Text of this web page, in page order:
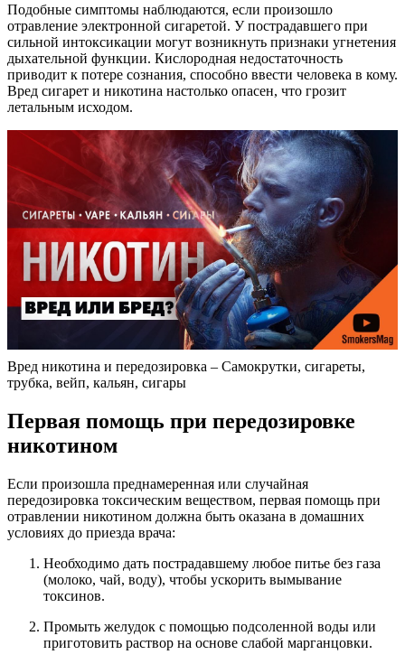
Подобные симптомы наблюдаются, если произошло
отравление электронной сигаретой. У пострадавшего при
сильной интоксикации могут возникнуть признаки угнетения
дыхательной функции. Кислородная недостаточность
приводит к потере сознания, способно ввести человека в кому.
Вред сигарет и никотина настолько опасен, что грозит
летальным исходом.
Вред никотина и передозировка – Самокрутки, сигареты,
трубка, вейп, кальян, сигары
Первая помощь при передозировке
никотином
Если произошла преднамеренная или случайная
передозировка токсическим веществом, первая помощь при
отравлении никотином должна быть оказана в домашних
условиях до приезда врача:
Необходимо дать пострадавшему любое питье без газа
(молоко, чай, воду), чтобы ускорить вымывание
токсинов.
Промыть желудок с помощью подсоленной воды или
приготовить раствор на основе слабой марганцовки.